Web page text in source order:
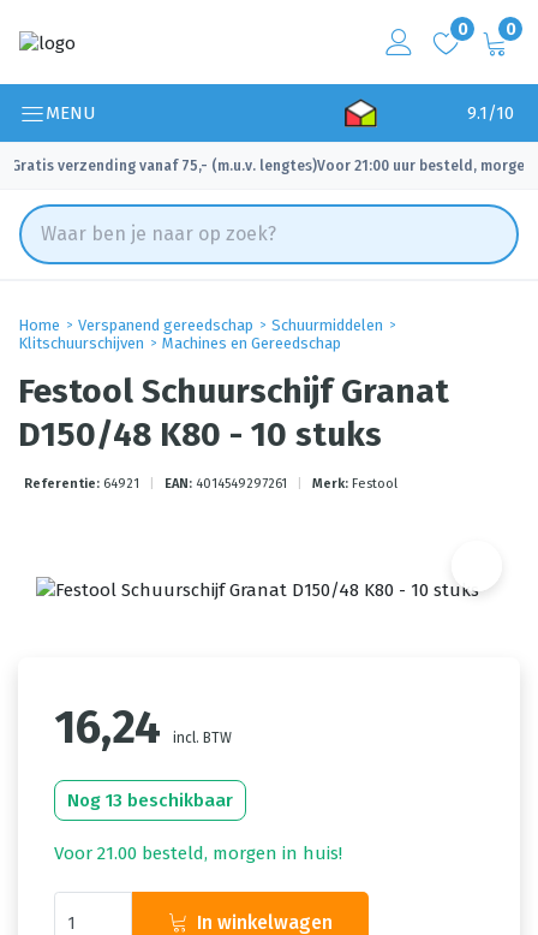
0 0
MENU 9.1/10
Gratis verzending vanaf 75,- (m.u.v. lengtes)
✓ Voor 21:00 uur besteld, morgen
Home Verspanend gereedschap
Schuurmiddelen
Klitschuurschijven
Machines en Gereedschap
Festool Schuurschijf Granat
D150/48 K80 - 10 stuks
Referentie: 64921 EAN: 4014549297261 Merk: Festool
16,24 incl. BTW
Nog 13 beschikbaar
Voor 21.00 besteld, morgen in huis!
In winkelwagen